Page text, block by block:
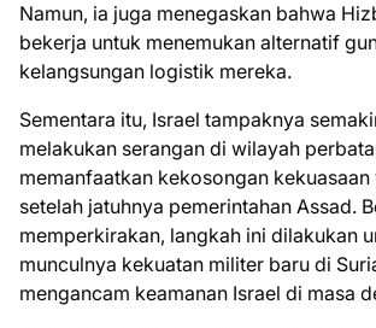
Namun, ia juga menegaskan bahwa
bekerja untuk menemukan alternatif
kelangsungan logistik mereka.
Sementara itu, Israel tampaknya
melakukan serangan di wilayah
memanfaatkan kekosongan
setelah jatuhnya pemerintahan Assad.
memperkirakan, langkah ini dilakukan
munculnya kekuatan militer baru di
mengancam keamanan Israel di masa